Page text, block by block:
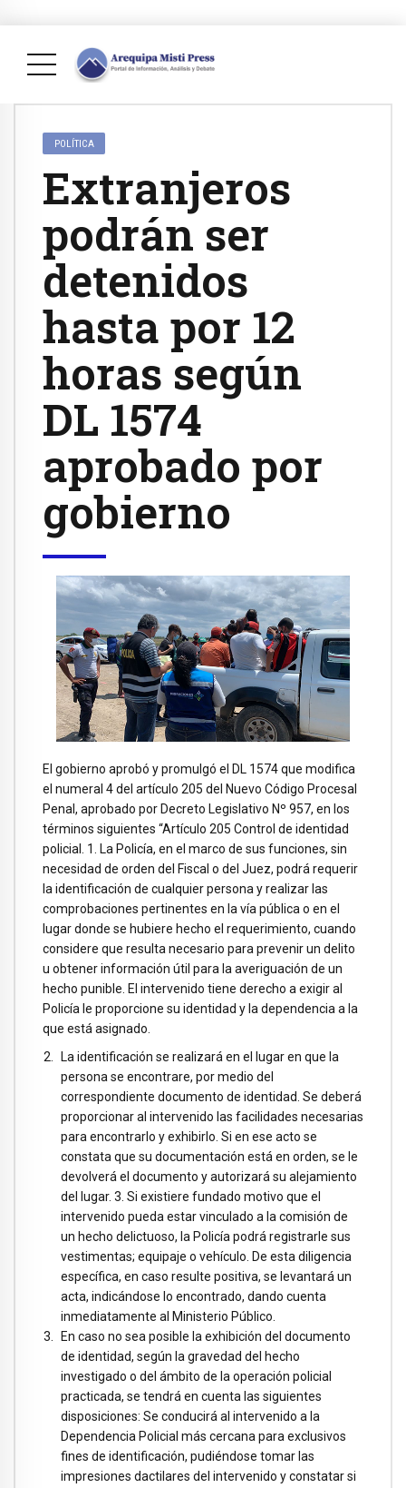
POLÍTICA
Extranjeros
podrán ser
detenidos
hasta por 12
horas según
DL 1574
aprobado por
gobierno
El gobierno aprobó y promulgó el DL 1574 que modifica
el numeral 4 del artículo 205 del Nuevo Código Procesal
Penal, aprobado por Decreto Legislativo Nº 957, en los
términos siguientes “Artículo 205 Control de identidad
policial. 1. La Policía, en el marco de sus funciones, sin
necesidad de orden del Fiscal o del Juez, podrá requerir
la identificación de cualquier persona y realizar las
comprobaciones pertinentes en la vía pública o en el
lugar donde se hubiere hecho el requerimiento, cuando
considere que resulta necesario para prevenir un delito
u obtener información útil para la averiguación de un
hecho punible. El intervenido tiene derecho a exigir al
Policía le proporcione su identidad y la dependencia a la
que está asignado.
La identificación se realizará en el lugar en que la
persona se encontrare, por medio del
correspondiente documento de identidad. Se deberá
proporcionar al intervenido las facilidades necesarias
para encontrarlo y exhibirlo. Si en ese acto se
constata que su documentación está en orden, se le
devolverá el documento y autorizará su alejamiento
del lugar. 3. Si existiere fundado motivo que el
intervenido pueda estar vinculado a la comisión de
un hecho delictuoso, la Policía podrá registrarle sus
vestimentas; equipaje o vehículo. De esta diligencia
específica, en caso resulte positiva, se levantará un
acta, indicándose lo encontrado, dando cuenta
inmediatamente al Ministerio Público.
En caso no sea posible la exhibición del documento
de identidad, según la gravedad del hecho
investigado o del ámbito de la operación policial
practicada, se tendrá en cuenta las siguientes
disposiciones: Se conducirá al intervenido a la
Dependencia Policial más cercana para exclusivos
fines de identificación, pudiéndose tomar las
impresiones dactilares del intervenido y constatar si